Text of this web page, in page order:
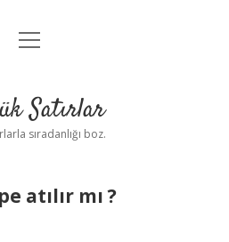
Anasayfa
Uyarı
menüyü
Satırlar
sıradanlığı boz.
atılır mı ?